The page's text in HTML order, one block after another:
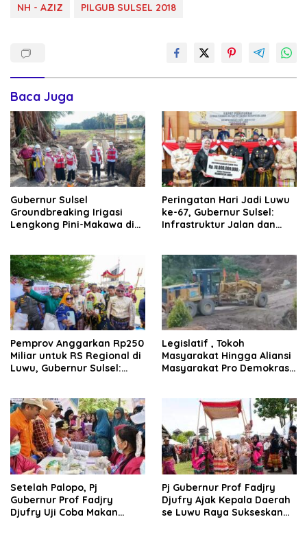
NH - AZIZ PILGUB SULSEL 2018
Baca Juga
Gubernur Sulsel
Groundbreaking Irigasi
Lengkong Pini-Makawa di
Peringatan Hari Jadi Luwu
ke-67, Gubernur Sulsel:
Infrastruktur Jalan dan
Pemprov Anggarkan Rp250
Miliar untuk RS Regional di
Luwu, Gubernur Sulsel:
Legislatif , Tokoh
Masyarakat Hingga Aliansi
Masyarakat Pro Demokrasi
Setelah Palopo, Pj
Gubernur Prof Fadjry
Djufry Uji Coba Makan
Pj Gubernur Prof Fadjry
Djufry Ajak Kepala Daerah
se Luwu Raya Sukseskan